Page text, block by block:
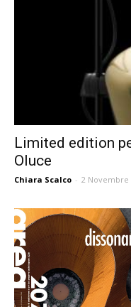
Limited edition
Oluce
Chiara Scalco - 2 Novembre